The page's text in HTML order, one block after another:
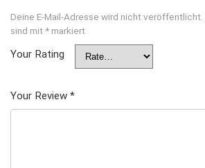
Deine E-Mail-Adresse wird nicht veröffentlicht.
sind mit * markiert
Your Rating
Your Review *